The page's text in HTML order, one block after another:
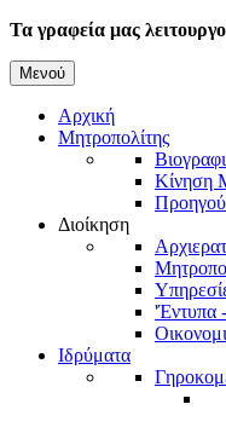
Παράκαμψη
το
περιεχόμενο
Τα γραφεία μας
Κεντρική
πλοήγηση
Μενού
Αρχική
Μητροπολίτης
Κίνηση
Διοίκηση
'Έντυπα -
Ιδρύματα